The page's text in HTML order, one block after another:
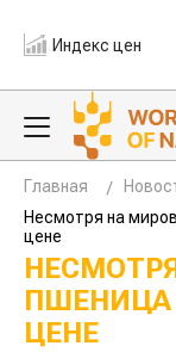
Индекс цен
Главная
Несмотря на
цене
ПШЕНИЦА
ЦЕНЕ